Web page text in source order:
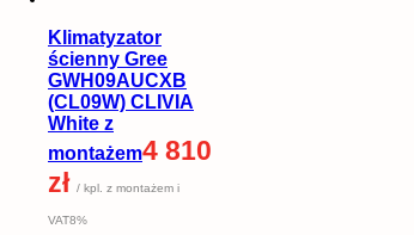
Klimatyzator
ścienny Gree
GWH09AUCXB
(CL09W) CLIVIA
White z
montażem4 810
zł / kpl. z montażem i
VAT8%